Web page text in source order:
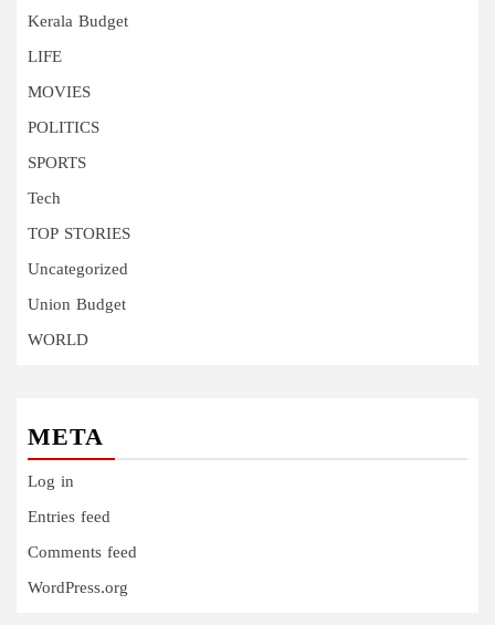
Kerala Budget
LIFE
MOVIES
POLITICS
SPORTS
Tech
TOP STORIES
Uncategorized
Union Budget
WORLD
META
Log in
Entries feed
Comments feed
WordPress.org